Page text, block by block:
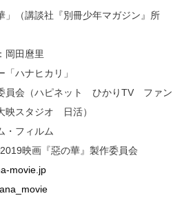
」（講談社『別冊少年マガジン』所
田麿里
ハナヒカリ」
員会（ハピネット ひかりTV ファン
映スタジオ 日活）
・フィルム
映画『惡の華』製作委員会
movie.jp